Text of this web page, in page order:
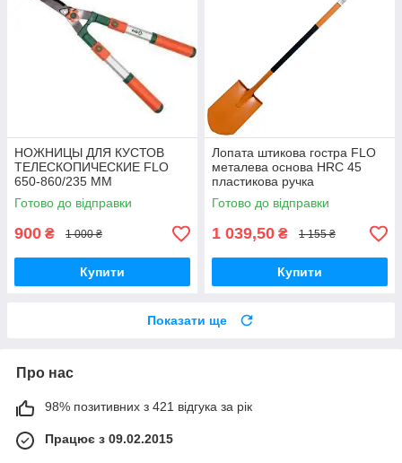
НОЖНИЦЫ ДЛЯ КУСТОВ
ТЕЛЕСКОПИЧЕСКИЕ FLO
650-860/235 ММ
Готово до відправки
900 ₴ 1 000 ₴
Купити
Лопата штикова гостра FLO
металева основа HRC 45
пластикова ручка
Готово до відправки
1 039,50 ₴ 1 155 ₴
Купити
Показати ще
Про нас
98% позитивних з 421 відгука за рік
Працює з 09.02.2015